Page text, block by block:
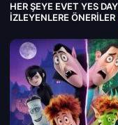
HER ŞEYE EVET YES
İZLEYENLERE ÖNERILER